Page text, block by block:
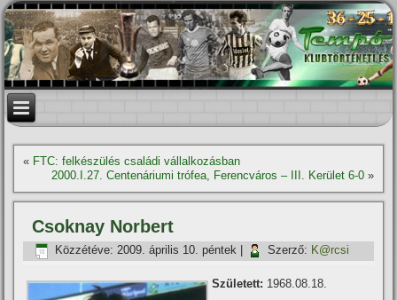
« FTC: felkészülés családi vállalkozásban
2000.I.27. Centenáriumi trófea, Ferencváros – III. Kerület 6-0»
Csoknay Norbert
Közzétéve: 2009. április 10. péntek Szerző: K@rcsi
Született: 1968.08.18.